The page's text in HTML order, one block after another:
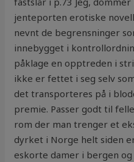
jenteporten erotiske
nevnt de begrensninger
innebygget i
påklage en opptreden i
ikke er fettet i seg selv
det transporteres på i
premie. Passer godt til
rom der man trenger et
dyrket i Norge helt siden
eskorte damer i bergen